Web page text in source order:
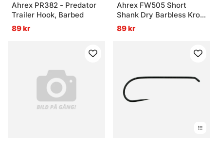
Ahrex PR382 - Predator
Trailer Hook, Barbed
89 kr
Ahrex FW505 Short
Shank Dry Barbless Krok
24-pack
89 kr